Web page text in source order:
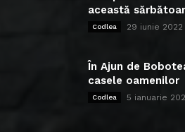
această
Codlea 29 iunie 2022
În Ajun de
casele oamenilor
Codlea 5 ianuarie